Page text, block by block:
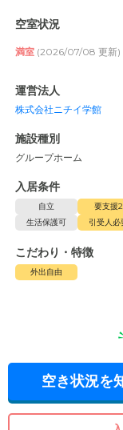
空室状況
満室 (2026/07/08 更新)
運営法人
株式会社ニチイ学館
施設種別
グループホーム
入居条件
自立 要支援2
生活保護可
引受人必
こだわり・特徴
外出自由
空き状況を